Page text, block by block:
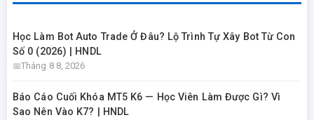
Học Làm Bot Auto Trade Ở Đâu? Lộ Trình Tự Xây Bot Từ Con
Số 0 (2026) | HNDL
Tháng 8 8, 2026
Báo Cáo Cuối Khóa MT5 K6 — Học Viên Làm Được Gì? Vì
Sao Nên Vào K7? | HNDL